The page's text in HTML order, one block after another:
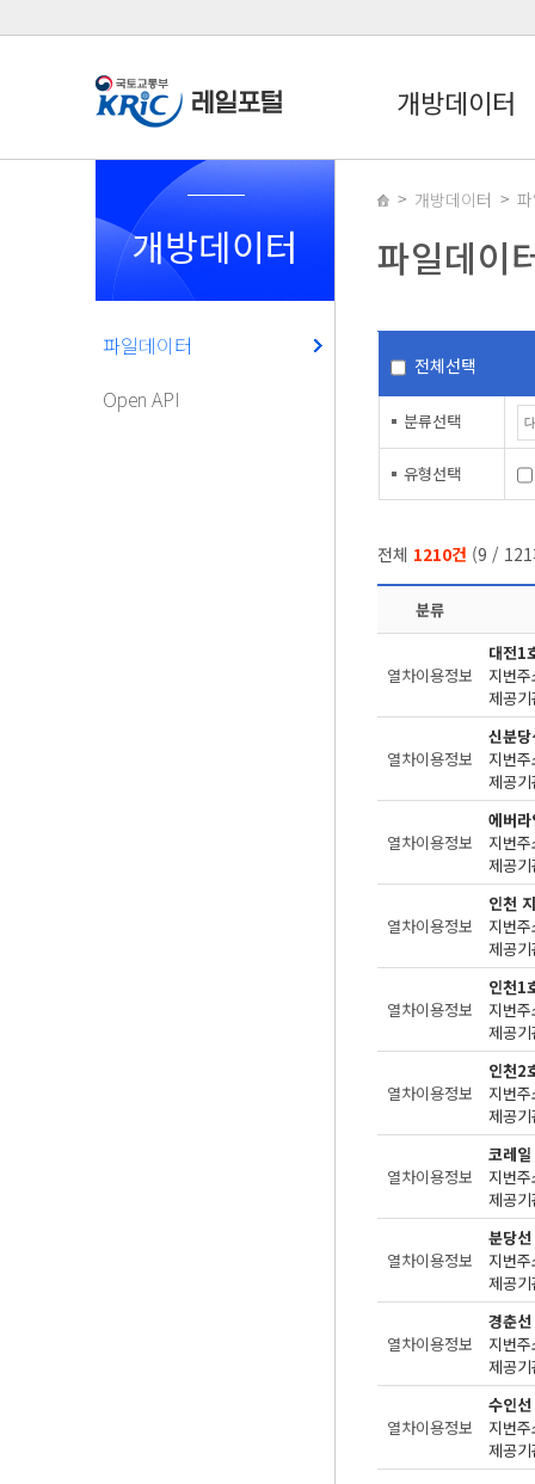
개방데이터
개방데이터
파일데이터
Open API
개방데이터
파일데이
전체선택
분류선택
유형선택
전체 1210건 (9 / 121
분류
열차이용정보
대전1
지번
제공
열차이용정보
신분
지번
제공
열차이용정보
에버
지번
제공
열차이용정보
인천
지번
제공
열차이용정보
인천1
지번
제공
열차이용정보
인천2
지번
제공
열차이용정보
코레
지번
제공
열차이용정보
분당
지번
제공
열차이용정보
경춘
지번
제공
열차이용정보
수인
지번
제공